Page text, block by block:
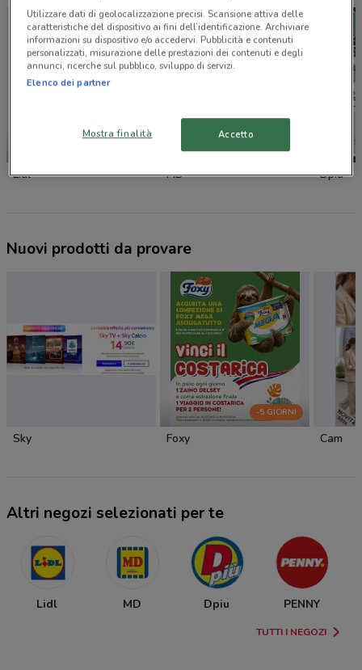
Lidl
-1 GIORNO
MD Dpiu
Nuovi prodotti da provare
Sky
-5 GIORNI
Foxy Cam
Altri negozi selezionati per te
Lidl MD Dpiu PENNY
TUTTI I NEGOZI
Utilizzare dati di geolocalizzazione precisi. Scansione attiva delle
caratteristiche del dispositivo ai fini dell’identificazione. Archiviare
informazioni su dispositivo e/o accedervi. Pubblicità e contenuti
personalizzati, misurazione delle prestazioni dei contenuti e degli
annunci, ricerche sul pubblico, sviluppo di servizi.
Elenco dei partner
Mostra finalità Accetto